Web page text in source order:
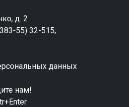
д. 2
55) 32-515;
данных
нам!